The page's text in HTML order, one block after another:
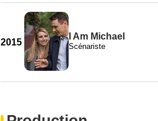
2015
I Am Michael
Scénariste